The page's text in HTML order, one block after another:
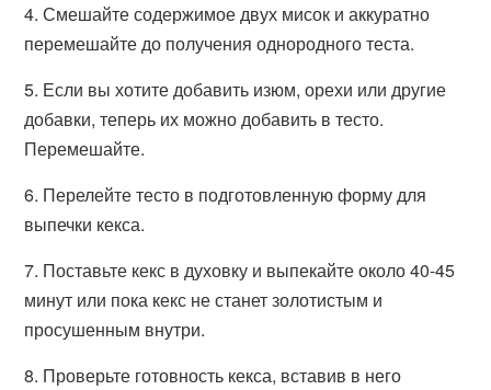
4. Смешайте содержимое двух мисок и аккуратно
перемешайте до получения однородного теста.
5. Если вы хотите добавить изюм, орехи или другие
добавки, теперь их можно добавить в тесто.
Перемешайте.
6. Перелейте тесто в подготовленную форму для
выпечки кекса.
7. Поставьте кекс в духовку и выпекайте около 40-45
минут или пока кекс не станет золотистым и
просушенным внутри.
8. Проверьте готовность кекса, вставив в него